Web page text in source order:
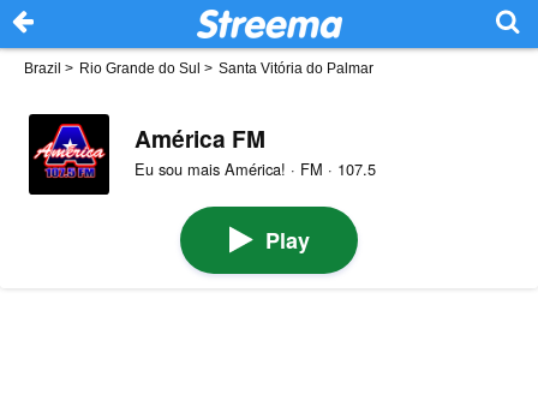
Brazil > Rio Grande do Sul > Santa Vitória do Palmar
América FM
Eu sou mais América! · FM · 107.5
Play